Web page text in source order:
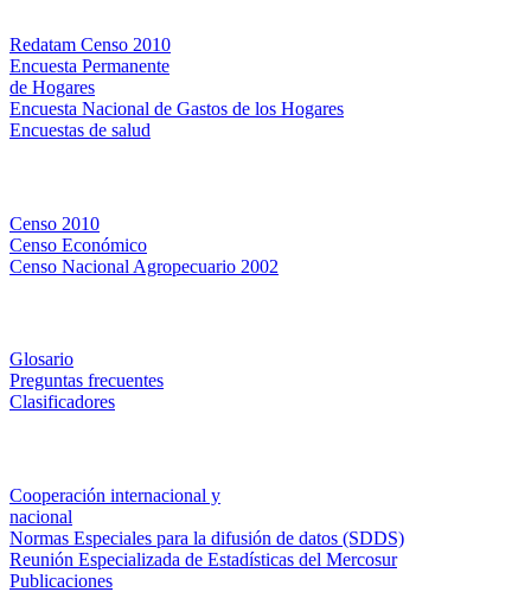
Redatam Censo 2010
Encuesta Permanente
de Hogares
Encuesta Nacional de Gastos de los Hogares
Encuestas de salud
Censo 2010
Censo Económico
Censo Nacional Agropecuario 2002
Glosario
Preguntas frecuentes
Clasificadores
Cooperación internacional y
nacional
Normas Especiales para la difusión de datos (SDDS)
Reunión Especializada de Estadísticas del Mercosur
Publicaciones